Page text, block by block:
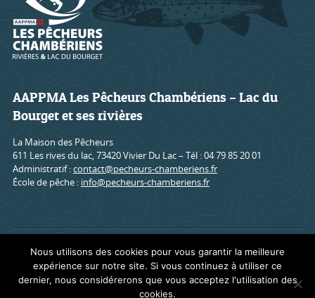
AAPPMA Les Pêcheurs Chambériens – Lac du
Bourget et ses rivières
La Maison des Pêcheurs
611 Les rives du lac, 73420 Vivier Du Lac – Tél : 04 79 85 20 01
Administratif :contact@pecheurs-chamberiens.fr
École de pêche : info@pecheurs-chamberiens.fr
Nous utilisons des cookies pour vous garantir la meilleure
expérience sur notre site. Si vous continuez à utiliser ce
dernier, nous considérerons que vous acceptez l'utilisation des
cookies.